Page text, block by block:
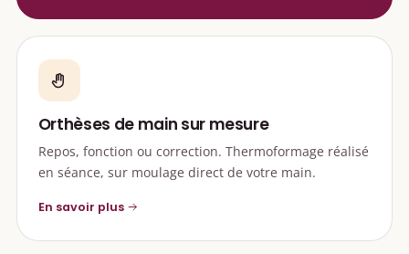
Orthèses de main sur mesure
Repos, fonction ou correction. Thermoformage réalisé
en séance, sur moulage direct de votre main.
En savoir plus